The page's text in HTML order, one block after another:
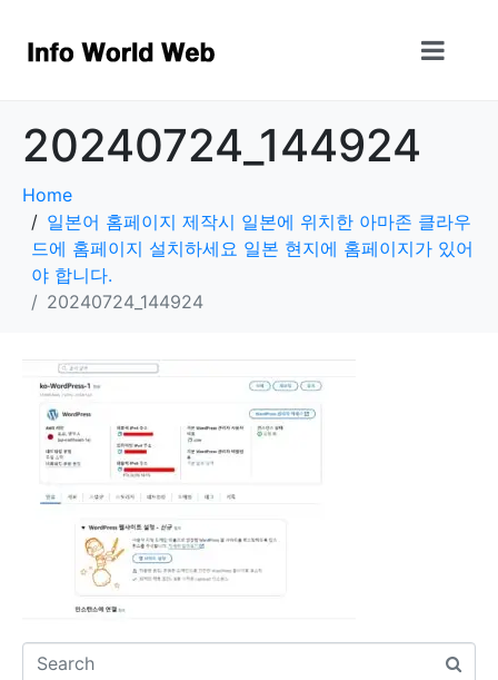
20240724_144924
Home
일본어 홈페이지 제작시 일본에 위치한 아마존 클라우
드에 홈페이지 설치하세요 일본 현지에 홈페이지가 있어
야 합니다.
20240724_144924